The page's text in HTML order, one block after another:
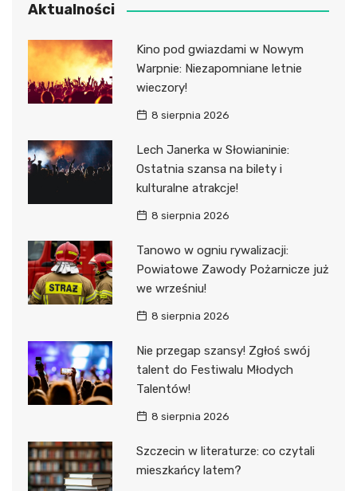
Aktualności
Kino pod gwiazdami w Nowym
Warpnie: Niezapomniane letnie
wieczory!
8 sierpnia 2026
Lech Janerka w Słowianinie:
Ostatnia szansa na bilety i
kulturalne atrakcje!
8 sierpnia 2026
Tanowo w ogniu rywalizacji:
Powiatowe Zawody Pożarnicze już
we wrześniu!
8 sierpnia 2026
Nie przegap szansy! Zgłoś swój
talent do Festiwalu Młodych
Talentów!
8 sierpnia 2026
Szczecin w literaturze: co czytali
mieszkańcy latem?